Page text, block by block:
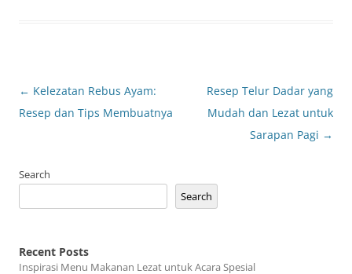
Post
navigation
← Kelezatan Rebus Ayam:
Resep dan Tips Membuatnya
Resep Telur Dadar yang
Mudah dan Lezat untuk
Sarapan Pagi →
Search
Search
Recent Posts
Inspirasi Menu Makanan Lezat untuk Acara Spesial